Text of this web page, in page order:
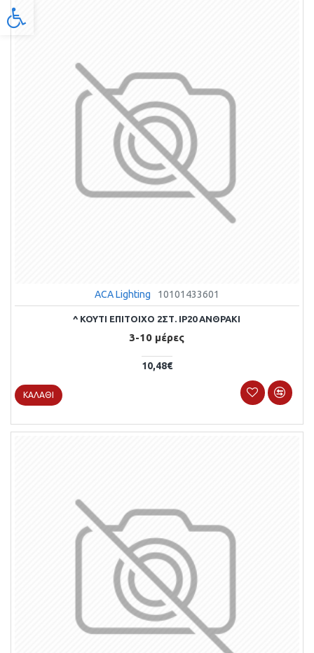
Προσβασιμότητα
ACA Lighting 10101433601
^ ΚΟΥΤΙ ΕΠΙΤΟΙΧΟ 2ΣΤ. IP20 ΑΝΘΡΑΚΙ
3-10 μέρες
10,48€
ΚΑΛΆΘΙ